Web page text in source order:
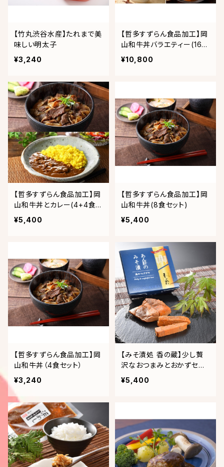
【竹丸渋谷水産】たれまで美
味しい明太子
¥3,240
【哲多すずらん食品加工】岡
山和牛丼バラエティー(16食
セット)
¥10,800
【哲多すずらん食品加工】岡
山和牛丼とカレー(4+4食セ
ット)
¥5,400
【哲多すずらん食品加工】岡
山和牛丼(8食セット)
¥5,400
【哲多すずらん食品加工】岡
山和牛丼（4食セット）
¥3,240
【みそ漬処 香の蔵】少し贅
沢なおつまみとおかずセッ
ト①
¥5,400